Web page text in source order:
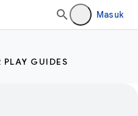
Masuk
PLAY GUIDES